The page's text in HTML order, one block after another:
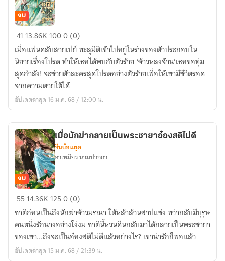
ตัวประกอบ
ผู้
นี้
เห็น
ที
ต้อง
ช่วย
ร้าย
จบ
41 13.86K 1000 (0)
เมื่อแฟนคลับสายเปย์ ทะลุมิติเข้าไปอยู่ในร่างของตัวประกอบใน
นิยายเรื่องโปรด ทำให้เธอได้พบกับตัวร้าย ‘จ้าวหลงจ้าน’เธอขอทุ่ม
สุดกำลัง! จะช่วยตัวละครสุดโปรดอย่างตัวร้ายเพื่อให้เขามีชีวิตรอด
จากความตายให้ได้
อัปเดตล่าสุด 16 ม.ค. 68 / 12:00 น.
เมื่อ
นัก
ฆ่า
กลาย
เป็น
พระ
จบ
เมื่อนักฆ่ากลายเป็นพระชายาอ๋องสติไม่ดี
จีนย้อนยุค
อาเหมียว นามปากกา
55 14.36K 1250 (0)
ชาติก่อนเป็นถึงนักฆ่าจ้าวมรณา ใต้หล้าล้วนสาปแช่ง ทว่ากลับมีบุรุษ
คนหนึ่งรักนางอย่างโง่งม ชาตินี้หวนคืนกลับมาได้กลายเป็นพระชายา
ของเขา...ถึงจะเป็นอ๋องสติไม่ดีแล้วอย่างไร? เขาน่ารักก็พอแล้ว
อัปเดตล่าสุด 15 ม.ค. 68 / 21:39 น.